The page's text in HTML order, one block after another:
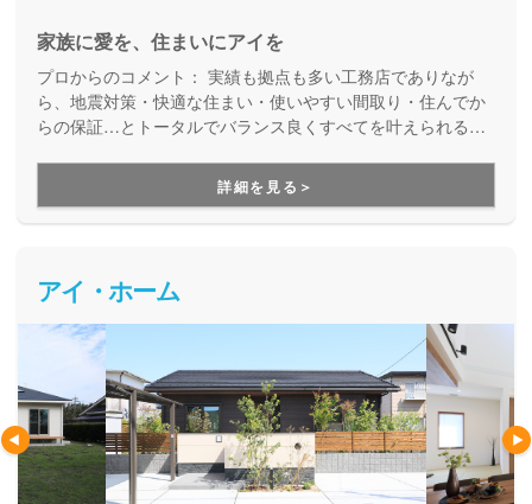
家族に愛を、住まいにアイを
プロからのコメント：
ら、地震対策・快適な住まい・使いやすい間取り・住んでか
らの保証…とトータルでバランス良くすべてを叶えられる家
用できる間取り提案も得意なので、末長く安心して暮らせる
住まいをお求めの方、安心できるプロにまるっとお任せした
い方にもお勧めしています。
詳細を見る＞
アイ・ホーム